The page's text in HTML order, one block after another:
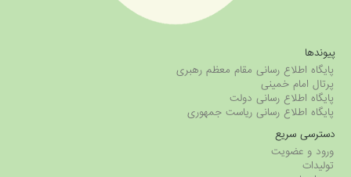
پیوندها
پایگاه اطلاع رسانی مقام معظم رهبری
پرتال امام خمینی
پایگاه اطلاع رسانی دولت
پایگاه اطلاع رسانی ریاست جمهوری
دسترسی سریع
ورود و عضویت
تولیدات